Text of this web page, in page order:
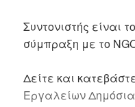
Συντονιστής είναι
σύμπραξη με το
Δείτε και
Εργαλείων